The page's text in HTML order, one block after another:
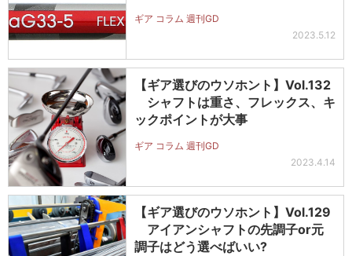
ギア コラム 週刊GD
2023.5.12
【ギア選びのウソホント】Vol.132
シャフトは重さ、フレックス、キ
ックポイントが大事
ギア コラム 週刊GD
2023.4.14
【ギア選びのウソホント】Vol.129
アイアンシャフトの先調子or元
調子はどう選べばいい?